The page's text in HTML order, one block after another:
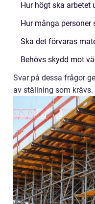
Hur högt ska arbetet
Hur många
Ska det förvaras
Behövs skydd mot
Svar på dessa frågor
av ställning som krävs.